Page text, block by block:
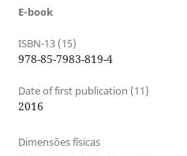
E-book
ISBN-13 (15)
978-85-7983-819-4
Date of first publication (11)
2016
Dimensões físicas